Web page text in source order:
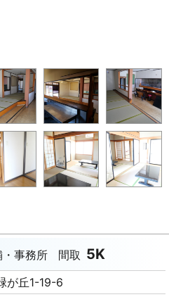
・事務所 間取 5K
が丘1-19-6